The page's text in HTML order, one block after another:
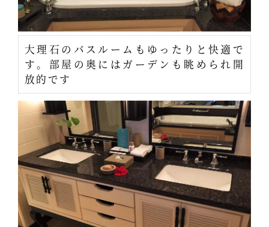
大理石のバスルームもゆったりと快適で
す。部屋の奥にはガーデンも眺められ開
放的です